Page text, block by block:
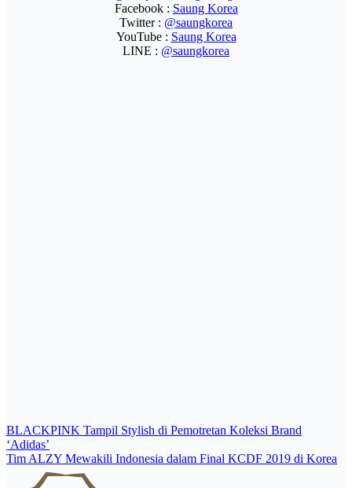
Facebook : Saung Korea
Twitter : @saungkorea
YouTube : Saung Korea
LINE : @saungkorea
Post
navigation
BLACKPINK Tampil Stylish di Pemotretan Koleksi Brand
‘Adidas’
Tim ALZY Mewakili Indonesia dalam Final KCDF 2019 di Korea